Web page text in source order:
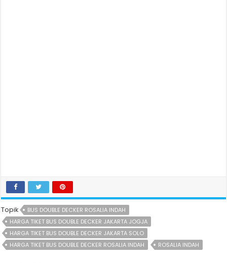
Topik
BUS DOUBLE DECKER ROSALIA INDAH
HARGA TIKET BUS DOUBLE DECKER JAKARTA JOGJA
HARGA TIKET BUS DOUBLE DECKER JAKARTA SOLO
HARGA TIKET BUS DOUBLE DECKER ROSALIA INDAH
ROSALIA INDAH